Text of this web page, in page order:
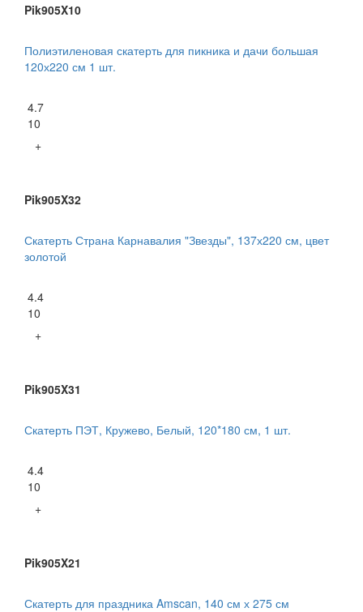
Pik905X10
Полиэтиленовая скатерть для пикника и дачи большая
120х220 см 1 шт.
4.7
10
+
Pik905X32
Скатерть Страна Карнавалия "Звезды", 137х220 см, цвет
золотой
4.4
10
+
Pik905X31
Скатерть ПЭТ, Кружево, Белый, 120*180 см, 1 шт.
4.4
10
+
Pik905X21
Скатерть для праздника Amscan, 140 см х 275 см